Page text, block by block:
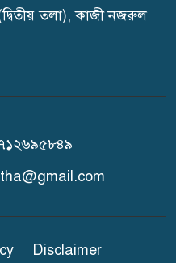
পর বিয়ে,
উদ্ধার
জুলাই গণঅভ্যুত্থান দিবস
(দ্বিতীয় তলা), কাজী নজরুল
Disclaimer